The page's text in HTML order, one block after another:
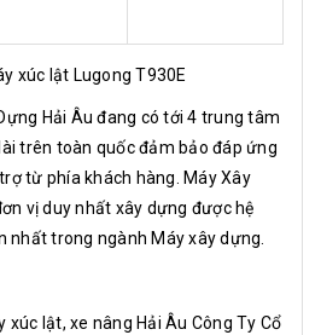
xúc lật Lugong T930E
Hải Âu đang có tới 4 trung tâm
trên toàn quốc đảm bảo đáp ứng
từ phía khách hàng. Máy Xây
vị duy nhất xây dựng được hệ
nhất trong ngành Máy xây dựng.
xúc lật, xe nâng Hải Âu Công Ty Cổ